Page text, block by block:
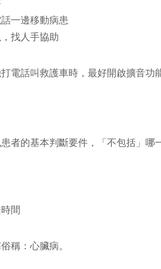
一邊移動病患
找人手協助
電話叫救護車時，最好開啟擴音功
者的基本判斷要件，「不包括」哪
間
稱：心臟病。